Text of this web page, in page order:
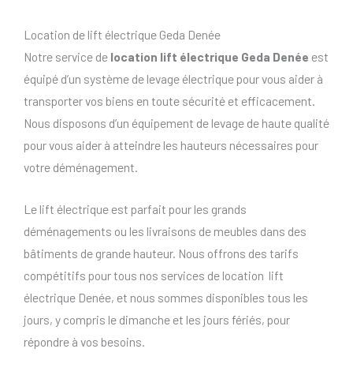
Location de lift électrique Geda Denée
Notre service de location lift électrique Geda Denée est
équipé d’un système de levage électrique pour vous aider à
transporter vos biens en toute sécurité et efficacement.
Nous disposons d’un équipement de levage de haute qualité
pour vous aider à atteindre les hauteurs nécessaires pour
votre déménagement.
Le lift électrique est parfait pour les grands
déménagements ou les livraisons de meubles dans des
bâtiments de grande hauteur. Nous offrons des tarifs
compétitifs pour tous nos services de location lift
électrique Denée, et nous sommes disponibles tous les
jours, y compris le dimanche et les jours fériés, pour
répondre à vos besoins.